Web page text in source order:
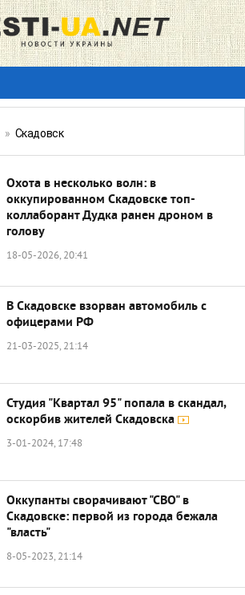
» Скадовск
Охота в несколько волн: в
оккупированном Скадовске топ-
коллаборант Дудка ранен дроном в
голову
18-05-2026, 20:41
В Скадовске взорван автомобиль с
офицерами РФ
21-03-2025, 21:14
Студия "Квартал 95" попала в скандал,
оскорбив жителей Скадовска
3-01-2024, 17:48
Оккупанты сворачивают "СВО" в
Скадовске: первой из города бежала
"власть"
8-05-2023, 21:14